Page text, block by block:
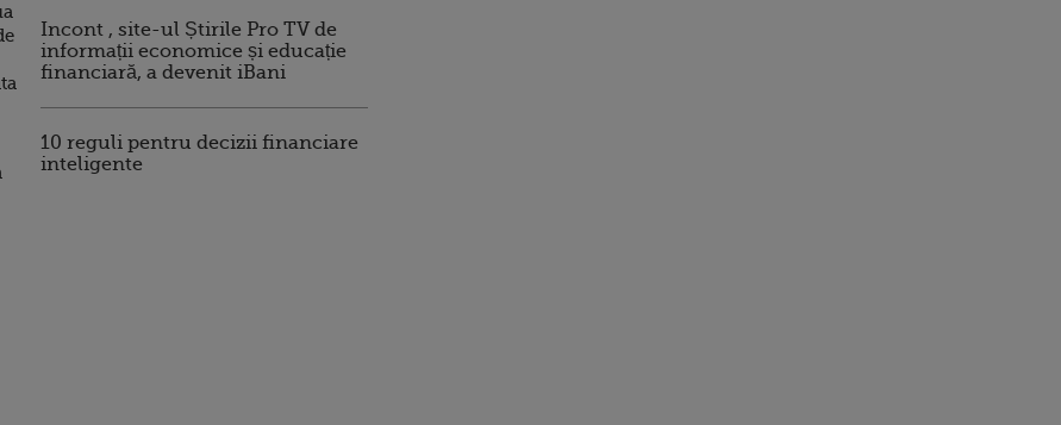
Incont , site-ul Știrile Pro TV de
informații economice și educație
financiară, a devenit iBani
10 reguli pentru decizii financiare
inteligente